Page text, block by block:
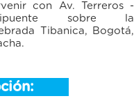
con Av. Terreros -
sobre la
Tibanica, Bogotá,